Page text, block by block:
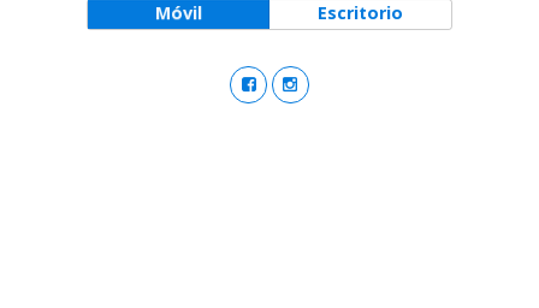
Móvil Escritorio